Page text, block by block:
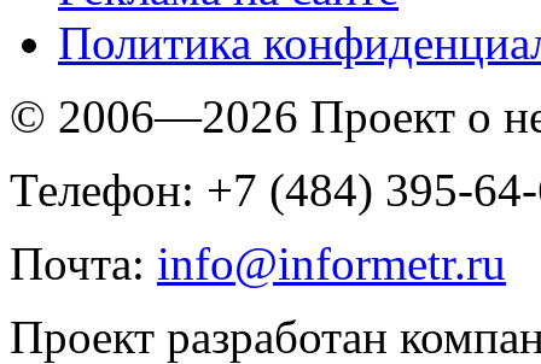
Политика
© 2006—2026 Проект о
Телефон: +7 (484) 395-
Почта: info@informetr.ru
Проект разработан